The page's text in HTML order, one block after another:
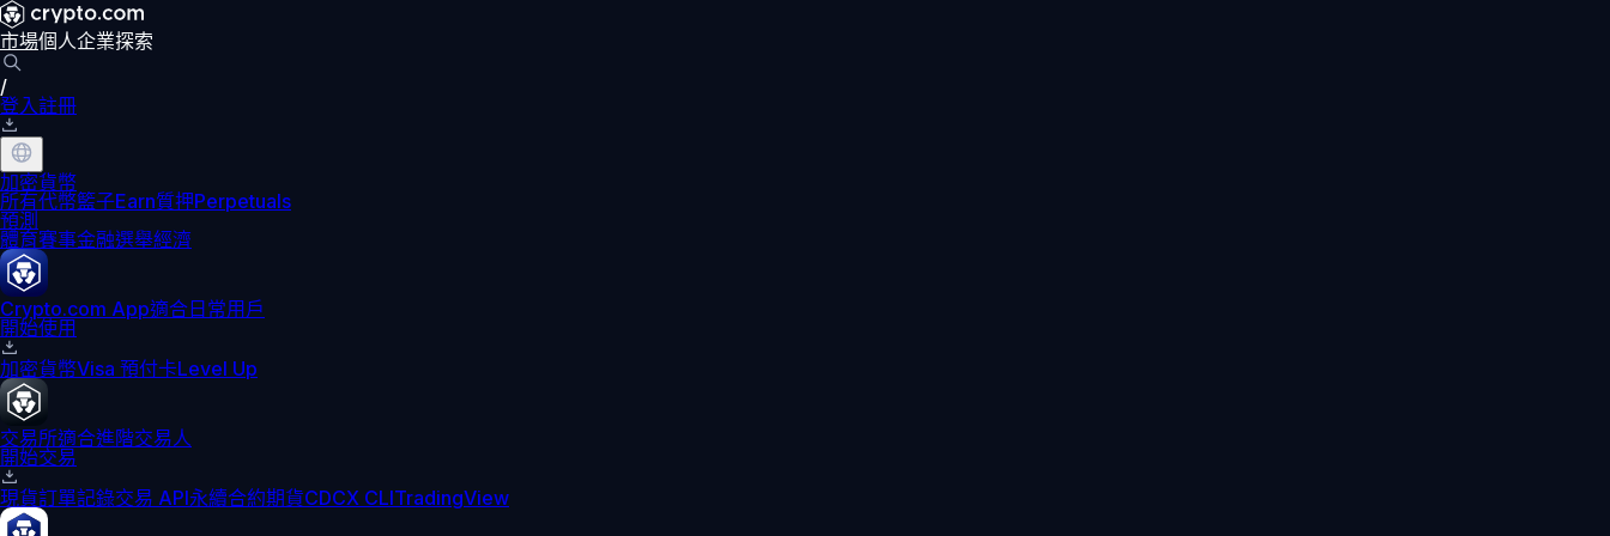
市場個人企業探索
/
登入註冊
加密貨幣
所有代幣籃子Earn質押Perpetuals
預測
體育賽事金融選舉經濟
Crypto.com App適合日常用戶
開始使用
加密貨幣Visa 預付卡Level Up
交易所適合進階交易人
開始交易
現貨訂單記錄交易 API永續合約期貨CDCX CLITradingView